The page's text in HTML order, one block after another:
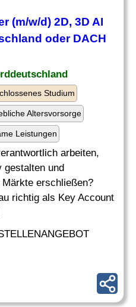
(m/w/d) 2D, 3D AI
oder DACH
Studium
Altersvorsorge
Leistungen
arbeiten,
gestalten und
erschließen?
richtig als Key Account